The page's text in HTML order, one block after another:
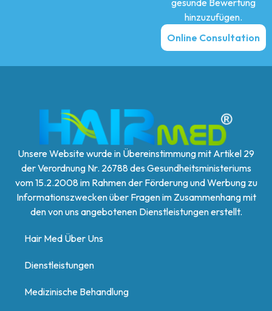
gesunde Bewertung
hinzuzufügen.
Online Consultation
Unsere Website wurde in Übereinstimmung mit Artikel 29
der Verordnung Nr. 26788 des Gesundheitsministeriums
vom 15.2.2008 im Rahmen der Förderung und Werbung zu
Informationszwecken über Fragen im Zusammenhang mit
den von uns angebotenen Dienstleistungen erstellt.
Hair Med Über Uns
Dienstleistungen
Medizinische Behandlung